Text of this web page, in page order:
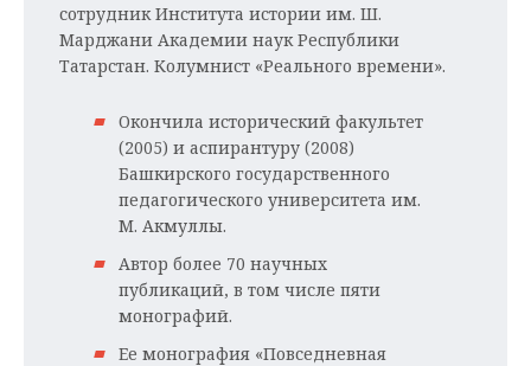
сотрудник Института истории им. Ш.
Марджани Академии наук Республики
Татарстан. Колумнист «Реального времени».
Окончила исторический факультет
(2005) и аспирантуру (2008)
Башкирского государственного
педагогического университета им.
М. Акмуллы.
Автор более 70 научных
публикаций, в том числе пяти
монографий.
Ее монография «Повседневная